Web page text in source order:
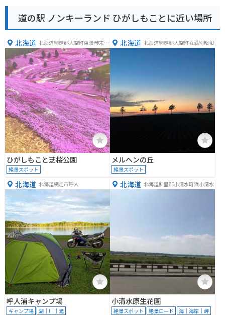
道の駅 ノンキーランド ひがしもことに近い場所
北海道 北海道網走郡大空町東藻琴末広
３９３
ひがしもこと芝桜公園
絶景スポット
北海道 北海道網走郡大空町女満別昭和
メルヘンの丘
絶景スポット
北海道 北海道網走市呼人
呼人浦キャンプ場
キャンプ場 湖｜川｜滝
北海道 北海道斜里郡小清水町浜小清水
小清水原生花園
絶景スポット 絶景ロード 海｜海岸｜岬